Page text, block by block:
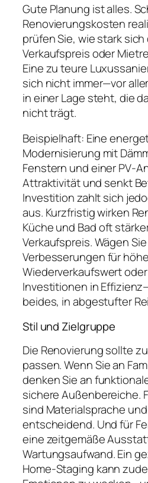
Gute Planung ist alles.
Renovierungskosten
prüfen Sie, wie stark
Verkaufspreis oder
Eine zu teure
sich nicht immer—vor
in einer Lage steht, die
nicht trägt.
Beispielhaft: Eine
Modernisierung mit
Fenstern und einer
Attraktivität und senkt
Investition zahlt sich
aus. Kurzfristig wirken
Küche und Bad oft
Verkaufspreis. Wägen
Verbesserungen für
Wiederverkaufswert
Investitionen in
beides, in abgestufter
Stil und Zielgruppe
Die Renovierung sollte
passen. Wenn Sie an
denken Sie an
sichere Außenbereiche.
sind Materialsprache
entscheidend. Und für
eine zeitgemäße
Wartungsaufwand. Ein
Home‑Staging kann